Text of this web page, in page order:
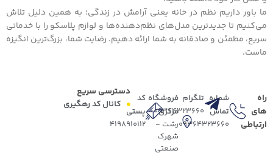
ما باور داریم نظم در خانه یعنی آرامش در زندگی؛ به همین دلیل تلاش
می‌کنیم تا جدیدترین مدل‌های نظم‌دهنده‌ها و لوازم پلاسکو را با خدماتی
سریع، مطمئن و صادقانه به شما ارائه دهیم. رضایت شما، بزرگ‌ترین انگیزه
ماست.
دسترسی سریع
کانال کد رهگیری
راه
های
ارتباطی
شماره
تماس
09364323660
تلگرام
09364323660
فروشگاه
مرکزی
رشت -
شهرک
صنعتی
کد
پستی
4198910112